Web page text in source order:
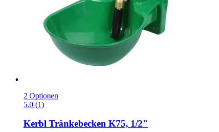
2 Optionen
5.0 (1)
Kerbl Tränkebecken K75, 1/2"